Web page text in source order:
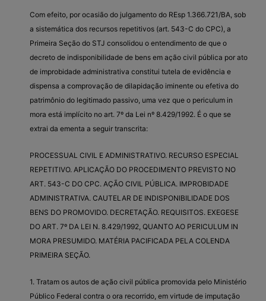
Com efeito, por ocasião do julgamento do REsp 1.366.721/BA, sob
a sistemática dos recursos repetitivos (art. 543-C do CPC), a
Primeira Seção do STJ consolidou o entendimento de que o
decreto de indisponibilidade de bens em ação civil pública por ato
de improbidade administrativa constitui tutela de evidência e
dispensa a comprovação de dilapidação iminente ou efetiva do
patrimônio do legitimado passivo, uma vez que o periculum in
mora está implícito no art. 7º da Lei nº 8.429/1992. É o que se
extrai da ementa a seguir transcrita:
PROCESSUAL CIVIL E ADMINISTRATIVO. RECURSO ESPECIAL
REPETITIVO. APLICAÇÃO DO PROCEDIMENTO PREVISTO NO
ART. 543-C DO CPC. AÇÃO CIVIL PÚBLICA. IMPROBIDADE
ADMINISTRATIVA. CAUTELAR DE INDISPONIBILIDADE DOS
BENS DO PROMOVIDO. DECRETAÇÃO. REQUISITOS. EXEGESE
DO ART. 7º DA LEI N. 8.429/1992, QUANTO AO PERICULUM IN
MORA PRESUMIDO. MATÉRIA PACIFICADA PELA COLENDA
PRIMEIRA SEÇÃO.
1. Tratam os autos de ação civil pública promovida pelo Ministério
Público Federal contra o ora recorrido, em virtude de imputação